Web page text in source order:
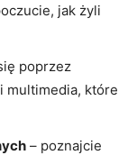
jak żyli
poprzez
‌multimedia, które
– poznajcie